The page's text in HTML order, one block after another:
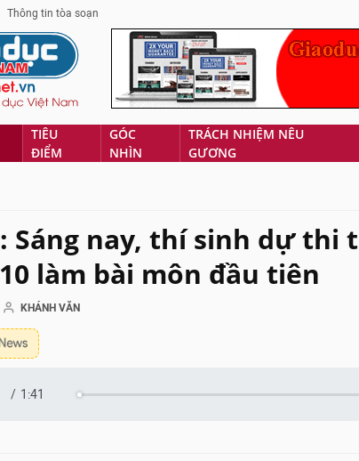
Thông tin tòa soạn
TIÊU
ĐIỂM
GÓC
NHÌN
TRÁCH NHIỆM NÊU
GƯƠNG
Sáng nay, thí sinh dự thi
làm bài môn đầu tiên
KHÁNH VĂN
/ 1:41